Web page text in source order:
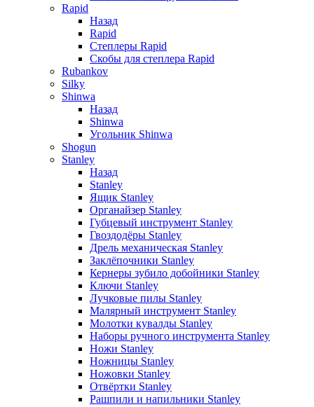
Rapid
Назад
Rapid
Степлеры Rapid
Скобы для cтеплера Rapid
Rubankov
Silky
Shinwa
Назад
Shinwa
Угольник Shinwa
Shogun
Stanley
Назад
Stanley
Ящик Stanley
Органайзер Stanley
Губцевый инструмент Stanley
Гвоздодёры Stanley
Дрель механическая Stanley
Заклёпочники Stanley
Кернеры зубило добойники Stanley
Ключи Stanley
Лучковые пилы Stanley
Малярный инструмент Stanley
Молотки кувалды Stanley
Наборы ручного инструмента Stanley
Ножи Stanley
Ножницы Stanley
Ножовки Stanley
Отвёртки Stanley
Рашпили и напильники Stanley